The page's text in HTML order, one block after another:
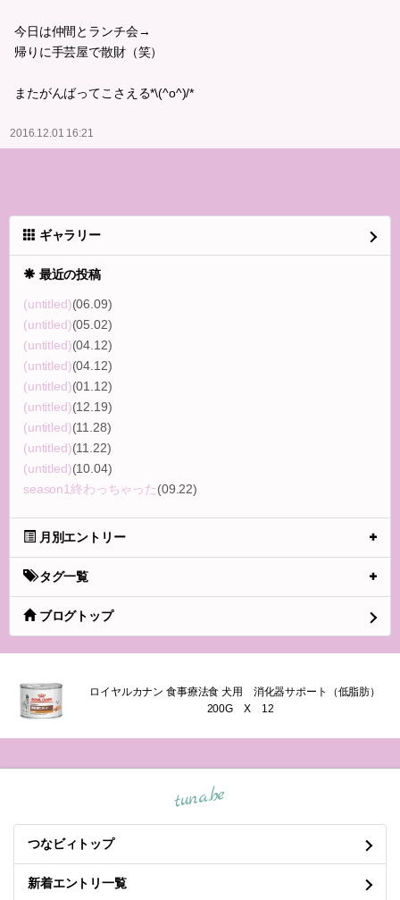
今日は仲間とランチ会→
帰りに手芸屋で散財（笑）
またがんばってこさえる*\(^o^)/*
2016.12.01 16:21
ギャラリー
最近の投稿
(untitled)(06.09)
(untitled)(05.02)
(untitled)(04.12)
(untitled)(04.12)
(untitled)(01.12)
(untitled)(12.19)
(untitled)(11.28)
(untitled)(11.22)
(untitled)(10.04)
season1終わっちゃった(09.22)
月別エントリー
タグ一覧
ブログトップ
ロイヤルカナン 食事療法食 犬用 消化器サポート（低脂肪）
200G X 12
tuna.be
つなビィトップ
新着エントリ一覧